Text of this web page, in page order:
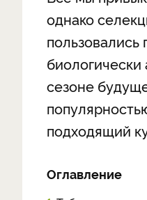
однако
пользовались
сезоне
подходящий
Оглавление